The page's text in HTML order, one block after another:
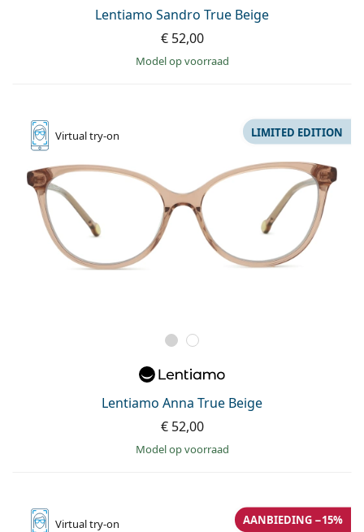
Lentiamo Sandro True Beige
€ 52,00
model op voorraad
Virtualtry-on
Lentiamo Anna True Beige
LIMITED EDITION
€ 52,00
model op voorraad
Virtualtry-on AANBIEDING −15%